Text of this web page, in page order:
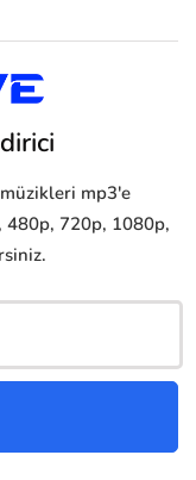
mp3'e
720p, 1080p,